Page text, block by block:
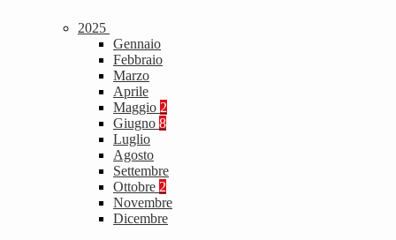
2025
Gennaio
Febbraio
Marzo
Aprile
Maggio 2
Giugno 8
Luglio
Agosto
Settembre
Ottobre 2
Novembre
Dicembre